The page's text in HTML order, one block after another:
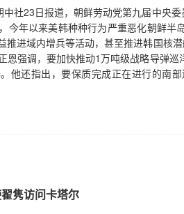
社23日报道，朝鲜劳动党第九届中央
今年以来美韩种种行为严重恶化朝鲜半
推进域内增兵等活动，甚至推进韩国核
恩强调，要加快推动1万吨级战略导弹
他还指出，要保质完成正在进行的南
隽访问卡塔尔